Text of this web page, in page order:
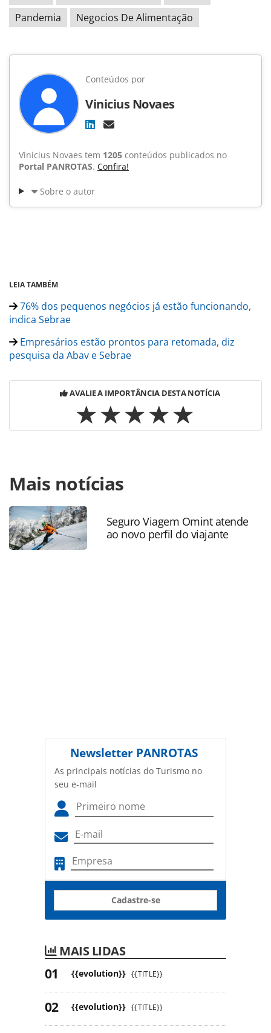
Pandemia
Negocios De Alimentação
Conteúdos por
Vinicius Novaes
Vinicius Novaes tem 1205 conteúdos publicados no
Portal PANROTAS. Confira!
Sobre o autor
LEIA TAMBÉM
76% dos pequenos negócios já estão funcionando,
indica Sebrae
Empresários estão prontos para retomada, diz
pesquisa da Abav e Sebrae
AVALIE A IMPORTÂNCIA DESTA NOTÍCIA
https://www.panrotas.com.br/hotelaria/alimentos-e-
bebidas/2020/08/setor-de-alimentacao-fora-do-lar-sofre-
com-falta-de-capital-de-giro_176086.html ou as
ferramentas oferecidas na página. Todo o conteúdo
produzido pela PANROTAS Editora é protegido pela
legislação brasileira sobre direito autoral. Não reproduza o
Mais notícias
Seguro Viagem Omint atende
ao novo perfil do viajante
Newsletter PANROTAS
As principais notícias do Turismo no
seu e-mail
Cadastre-se
MAIS LIDAS
{{evolution}} {{TITLE}}
{{evolution}} {{TITLE}}